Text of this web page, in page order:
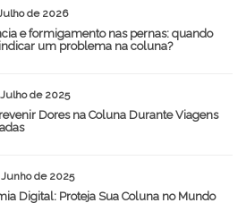
de 2026
e formigamento nas pernas: quando
um problema na coluna?
de 2025
Dores na Coluna Durante Viagens
de 2025
Digital: Proteja Sua Coluna no Mundo